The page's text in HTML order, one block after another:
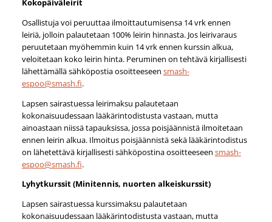
Kokopäiväleirit
Osallistuja voi peruuttaa ilmoittautumisensa 14 vrk ennen
leiriä, jolloin palautetaan 100% leirin hinnasta. Jos leirivaraus
peruutetaan myöhemmin kuin 14 vrk ennen kurssin alkua,
veloitetaan koko leirin hinta. Peruminen on tehtävä kirjallisesti
lähettämällä sähköpostia osoitteeseen smash-
espoo@smash.fi.
Lapsen sairastuessa leirimaksu palautetaan
kokonaisuudessaan lääkärintodistusta vastaan, mutta
ainoastaan niissä tapauksissa, jossa poisjäännistä ilmoitetaan
ennen leirin alkua. Ilmoitus poisjäännistä sekä lääkärintodistus
on lähetettävä kirjallisesti sähköpostina osoitteeseen smash-
espoo@smash.fi.
Lyhytkurssit (Minitennis, nuorten alkeiskurssit)
Lapsen sairastuessa kurssimaksu palautetaan
kokonaisuudessaan lääkärintodistusta vastaan, mutta